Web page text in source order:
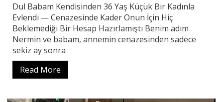
Dul Babam Kendisinden 36 Yaş Küçük Bir Kadınla
Evlendi — Cenazesinde Kader Onun İçin Hiç
Beklemediği Bir Hesap Hazırlamıştı Benim adım
Nermin ve babam, annemin cenazesinden sadece
sekiz ay sonra
Read More